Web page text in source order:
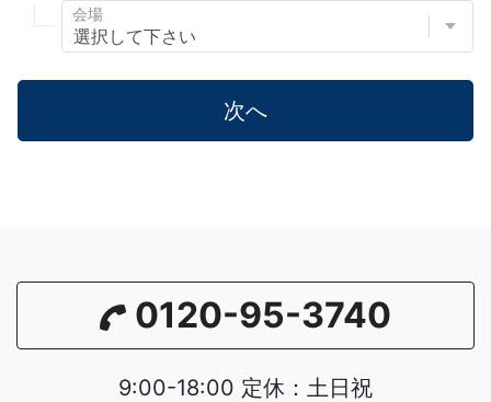
会場
次へ
0120-95-3740
9:00-18:00 定休：土日祝